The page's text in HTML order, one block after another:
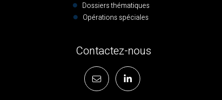
Dossiers thématiques
Opérations spéciales
Contactez-nous